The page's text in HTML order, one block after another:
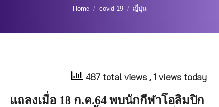
You are here:
Home covid-19 ญี่ปุ่น
487 total views , 1 views today
แถลงเมื่อ 18 ก.ค.64 พบนักกีฬาโอลิมปิก